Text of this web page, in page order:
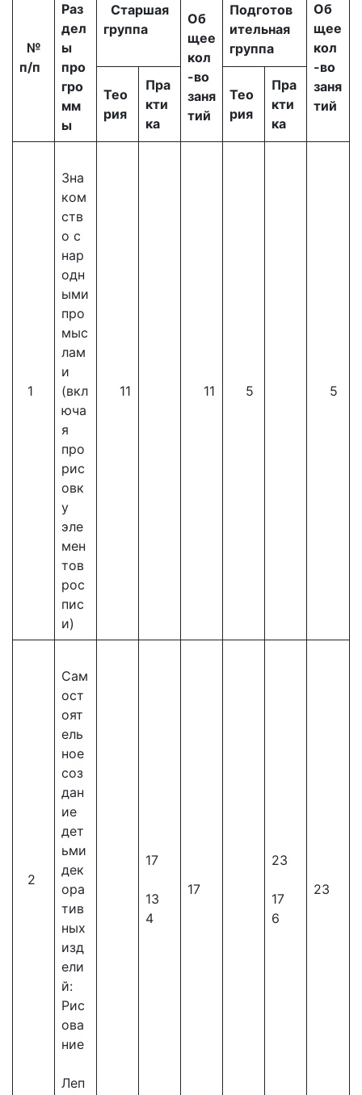
№
п/п
Раз
дел
ы
про
гро
мм
ы
Старшая
группа
Об
щее
кол
-во
заня
тий
Подготов
ительная
группа
Об
щее
кол
-во
заня
тий
Тео
рия
Пра
кти
ка
Тео
рия
Пра
кти
ка
1
Зна
ком
ств
о с
нар
одн
ыми
про
мыс
лам
и
(вкл
юча
я
про
рис
овк
у
эле
мен
тов
рос
пис
и)
11 11 5 5
2
Сам
ост
оят
ель
ное
соз
дан
ие
дет
ьми
дек
ора
тив
ных
изд
ели
й:
Рис
ова
ние
Леп
17
13
4
17
23
17
6
23